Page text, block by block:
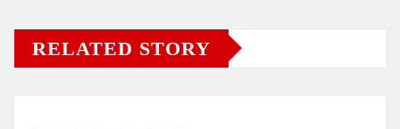
RELATED STORY